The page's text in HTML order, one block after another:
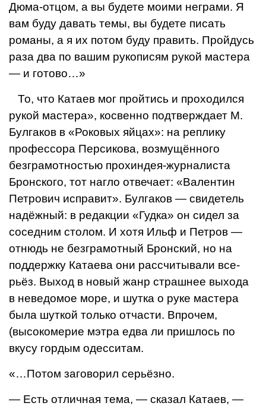
Дюма-от­цом, а вы будете моими неграми. Я
вам буду давать темы, вы будете писать
рома­ны, а я их потом буду править. Пройдусь
раза два по вашим рукописям рукой мас­тера
— и готово…»
То, что Катаев мог пройтись и проходил­ся
рукой мастера», косвенно подтвержда­ет М.
Булгаков в «Роковых яйцах»: на репли­ку
профессора Персикова, возмущённого
безграмотностью прохиндея-журналиста
Бронского, тот нагло отвечает: «Валентин
Петрович исправит». Булгаков — свидетель
надёжный: в редакции «Гудка» он сидел за
соседним столом. И хотя Ильф и Петров —
отнюдь не безграмотный Бронский, но на
поддержку Катаева они рассчитывали все­
рьёз. Выход в новый жанр страшнее выхо­да
в неведомое море, и шутка о руке мас­тера
была шуткой только отчасти. Впрочем,
(высокомерие мэтра едва ли пришлось по
вкусу гордым одесситам.
«…Потом заговорил серьёзно.
— Есть отличная тема, — сказал Катаев, —